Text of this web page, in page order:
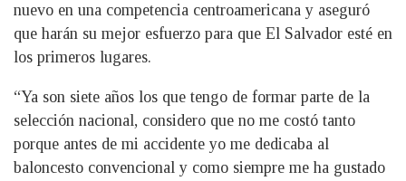
nuevo en una competencia centroamericana y aseguró
que harán su mejor esfuerzo para que El Salvador esté en
los primeros lugares.
“Ya son siete años los que tengo de formar parte de la
selección nacional, considero que no me costó tanto
porque antes de mi accidente yo me dedicaba al
baloncesto convencional y como siempre me ha gustado